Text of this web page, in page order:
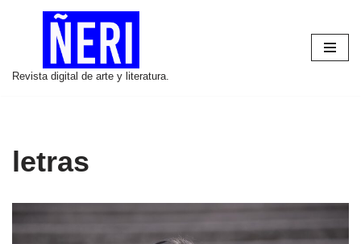
contenido
Revista digital de arte y literatura.
letras